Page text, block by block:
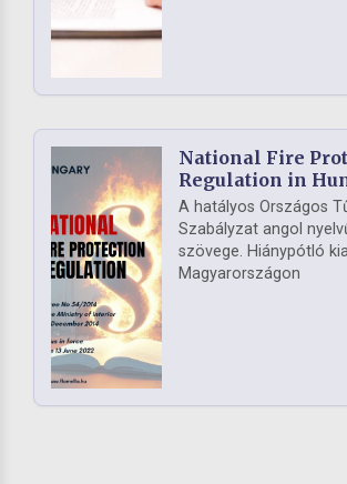
National Fire
Regulation in
A hatályos Országos
Szabályzat angol
szövege. Hiánypótló
Magyarországon